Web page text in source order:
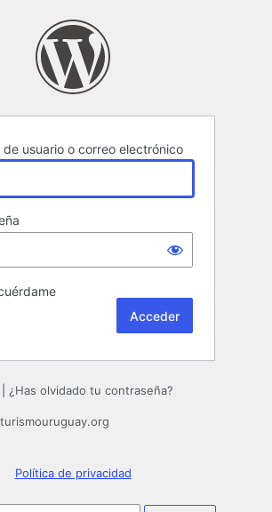
de usuario o correo electrónico
¿Has olvidado tu contraseña?
Política de privacidad